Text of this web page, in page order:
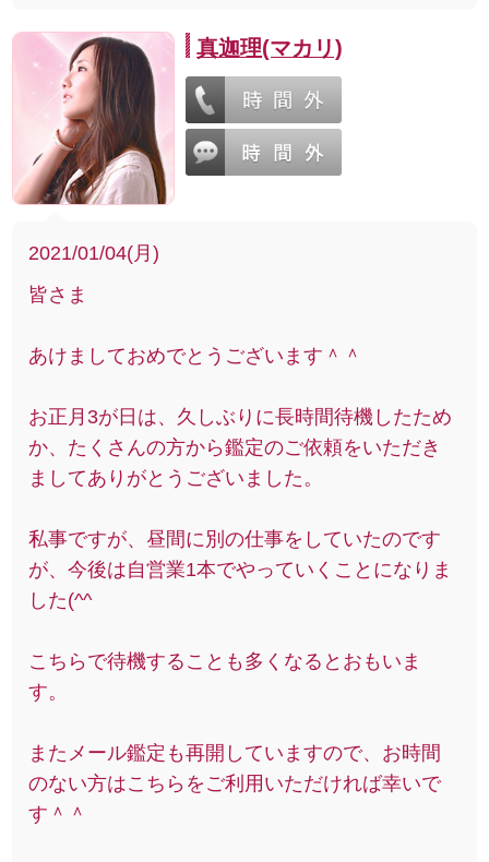
真迦理(マカリ)
2021/01/04(月)
皆さま
あけましておめでとうございます＾＾
お正月3が日は、久しぶりに長時間待機したため
か、たくさんの方から鑑定のご依頼をいただき
ましてありがとうございました。
私事ですが、昼間に別の仕事をしていたのです
が、今後は自営業1本でやっていくことになりま
した(^^ゞ
こちらで待機することも多くなるとおもいま
す。
またメール鑑定も再開していますので、お時間
のない方はこちらをご利用いただければ幸いで
す＾＾